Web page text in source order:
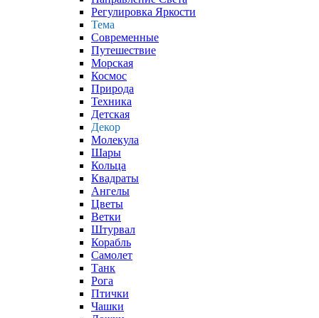
Регулировка Яркости
Тема
Современные
Путешествие
Морская
Космос
Природа
Техника
Детская
Декор
Молекула
Шары
Кольца
Квадраты
Ангелы
Цветы
Ветки
Штурвал
Корабль
Самолет
Танк
Рога
Птички
Чашки